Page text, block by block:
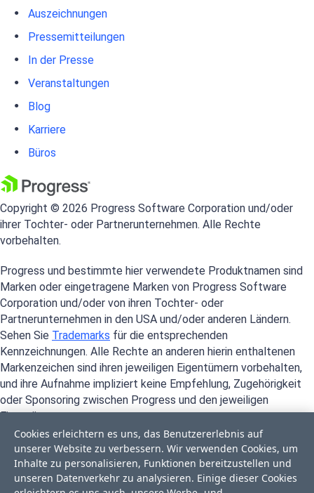
Auszeichnungen
Pressemitteilungen
In der Presse
Veranstaltungen
Blog
Karriere
Büros
Copyright © 2026 Progress Software Corporation und/oder
ihrer Tochter- oder Partnerunternehmen. Alle Rechte
vorbehalten.
Progress und bestimmte hier verwendete Produktnamen sind
Marken oder eingetragene Marken von Progress Software
Corporation und/oder von ihren Tochter- oder
Partnerunternehmen in den USA und/oder anderen Ländern.
Sehen Sie Trademarks für die entsprechenden
Kennzeichnungen. Alle Rechte an anderen hierin enthaltenen
Markenzeichen sind ihren jeweiligen Eigentümern vorbehalten,
und ihre Aufnahme impliziert keine Empfehlung, Zugehörigkeit
oder Sponsoring zwischen Progress und den jeweiligen
Eigentümern.
Cookies erleichtern es uns, das Benutzererlebnis auf
unserer Website zu verbessern. Wir verwenden Cookies, um
Inhalte zu personalisieren, Funktionen bereitzustellen und
unseren Datenverkehr zu analysieren. Einige dieser Cookies